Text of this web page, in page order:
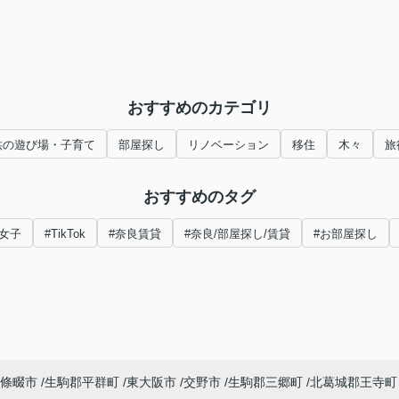
おすすめのカテゴリ
の遊び場・子育て 部屋探し リノベーション 移住 木々 旅
おすすめのタグ
子 #TikTok #奈良賃貸 #奈良/部屋探し/賃貸 #お部屋探し
畷市 生駒郡平群町 東大阪市 交野市 生駒郡三郷町 北葛城郡王寺町